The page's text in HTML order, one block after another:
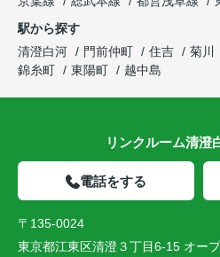
駅から探す
清澄白河
門前仲町 住吉 菊川
錦糸町
東陽町 越中島
リンクルーム清
電話をする
〒135-0024
東京都江東区清澄３丁目6-15 オー